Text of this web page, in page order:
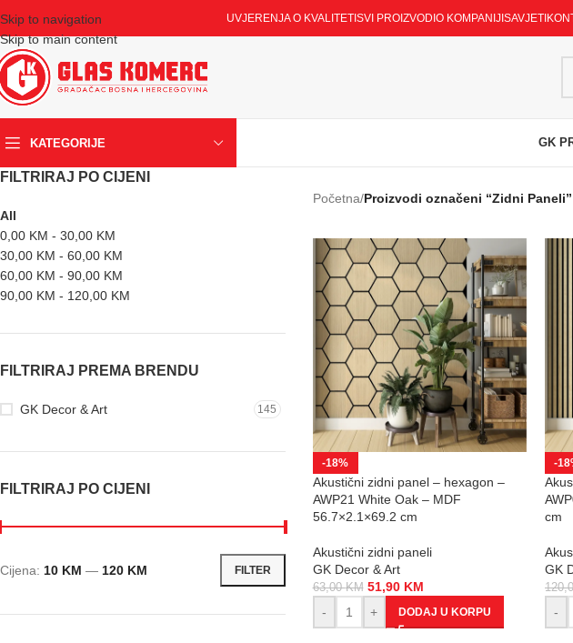
Skip to navigation
Skip to main content
UVJERENJA O KVALITETI SVI PROIZVODI O KOMPANIJI SAVJETI
KATEGORIJE GK
FILTRIRAJ PO CIJENI
All
0,00 KM - 30,00 KM
30,00 KM - 60,00 KM
60,00 KM - 90,00 KM
90,00 KM - 120,00 KM
FILTRIRAJ PREMA BRENDU
GK Decor & Art 145
FILTRIRAJ PO CIJENI
FILTER
Cijena: 10 KM — 120 KM
Početna/Proizvodi označeni “Zidni Paneli”
-18%
Akustični zidni panel – hexagon –
AWP21 White Oak – MDF
56.7×2.1×69.2 cm
Akustični zidni paneli
GK Decor & Art
63,00KM 51,90 KM
-
+ DODAJ U KORPU
-
cm
GK
-